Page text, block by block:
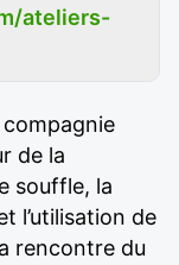
ateliers-
compagnie
de la
souffle, la
l’utilisation de
rencontre du